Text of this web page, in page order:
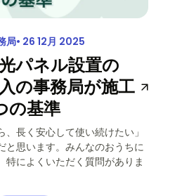
局 26 12月 2025
パネル設置の
の事務局が施工
の基準
、長く安心して使い続けたい」
と思います。みんなのおうちに
特によくいただく質問がありま